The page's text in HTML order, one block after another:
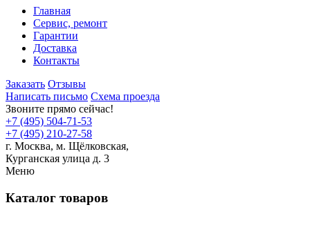
Главная
Сервис, ремонт
Гарантии
Доставка
Контакты
Заказать Отзывы
Написать письмо Схема проезда
Звоните прямо сейчас!
+7 (495) 504-71-53
+7 (495) 210-27-58
г. Москва, м. Щёлковская,
Курганская улица д. 3
Меню
Каталог товаров